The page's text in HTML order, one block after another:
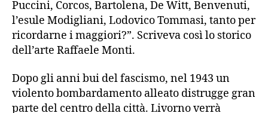
Puccini, Corcos, Bartolena, De Witt, Benvenuti,
l’esule Modigliani, Lodovico Tommasi, tanto per
ricordarne i maggiori?”. Scriveva così lo storico
dell’arte Raffaele Monti.
Dopo gli anni bui del fascismo, nel 1943 un
violento bombardamento alleato distrugge gran
parte del centro della città. Livorno verrà